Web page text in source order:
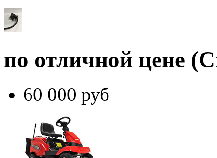
по отличной цене
60 000 руб